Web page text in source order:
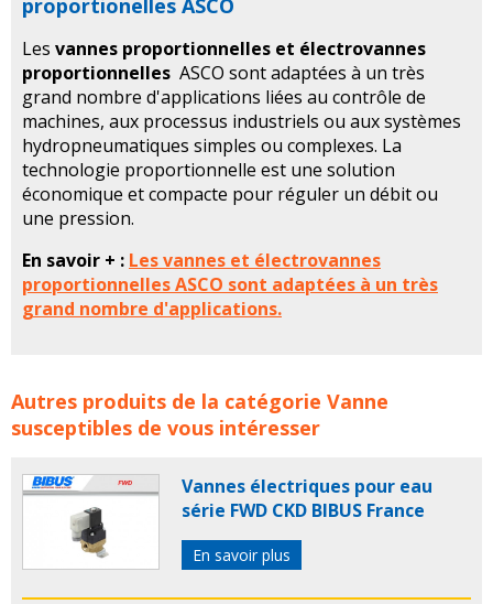
proportionelles ASCO
Les vannes proportionnelles et électrovannes
proportionnelles ASCO sont adaptées à un très
grand nombre d'applications liées au contrôle de
machines, aux processus industriels ou aux systèmes
hydropneumatiques simples ou complexes. La
technologie proportionnelle est une solution
économique et compacte pour réguler un débit ou
une pression.
En savoir + : Les vannes et électrovannes
proportionnelles ASCO sont adaptées à un très
grand nombre d'applications.
Vannes proportionnelles, électrovannes proportionelles
ASCO concerne les familles de produits :
pneumatiquesvanne proportionnelle
instrumentsvanne digitaleelectrovanne
electrovannes
electrovanne proportionelle
electrovannes proportionellesvannes
proportionnelles
ascoasco sasasco joucomatic
Autres produits de la catégorie Vanne
susceptibles de vous intéresser
Vannes électriques pour eau
série FWD CKD BIBUS France
En savoir plus